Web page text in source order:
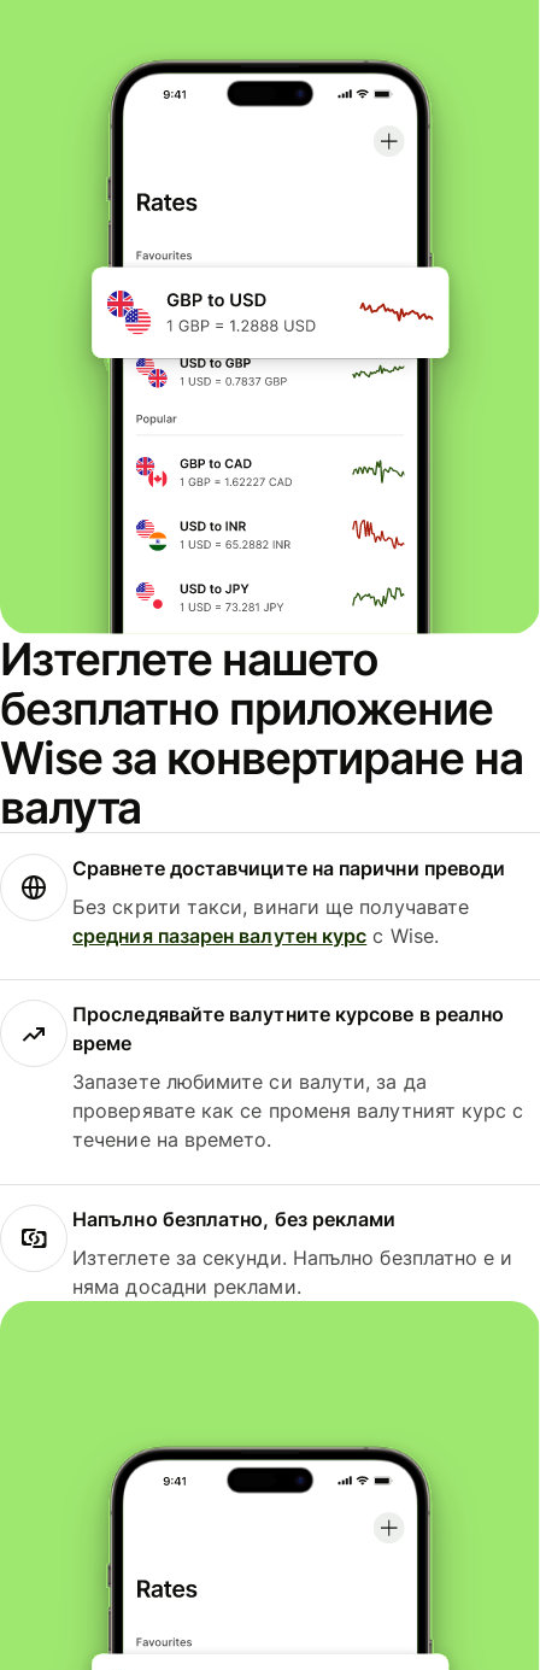
Изтеглете нашето
безплатно приложение
Wise за конвертиране на
валута
Сравнете доставчиците на парични преводи
Без скрити такси, винаги ще получавате
средния пазарен валутен курс с Wise.
Проследявайте валутните курсове в реално
време
Запазете любимите си валути, за да
проверявате как се променя валутният курс с
течение на времето.
Напълно безплатно, без реклами
Изтеглете за секунди. Напълно безплатно е и
няма досадни реклами.